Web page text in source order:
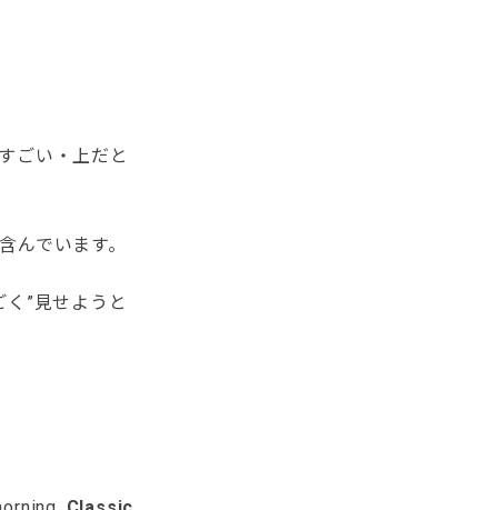
ごい・上だと
んでいます。
”見せようと